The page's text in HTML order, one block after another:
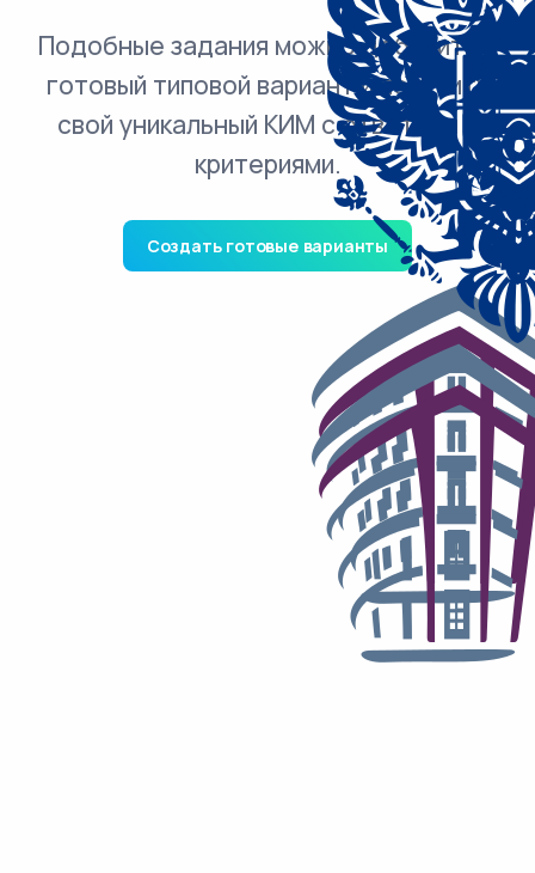
Подобные задания можно добавить в
готовый типовой вариант и получить
свой уникальный КИМ с ответами и
критериями.
Создать готовые варианты